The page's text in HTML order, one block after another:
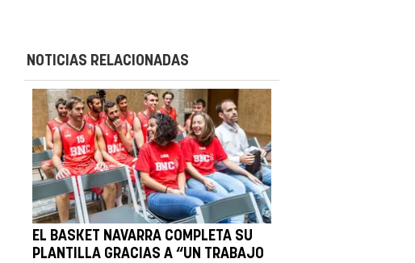
NOTICIAS RELACIONADAS
EL BASKET NAVARRA COMPLETA SU
PLANTILLA GRACIAS A “UN TRABAJO